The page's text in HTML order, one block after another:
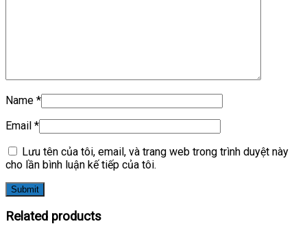
Name *
Email *
Lưu tên của tôi, email, và trang web trong trình duyệt này
cho lần bình luận kế tiếp của tôi.
Related products